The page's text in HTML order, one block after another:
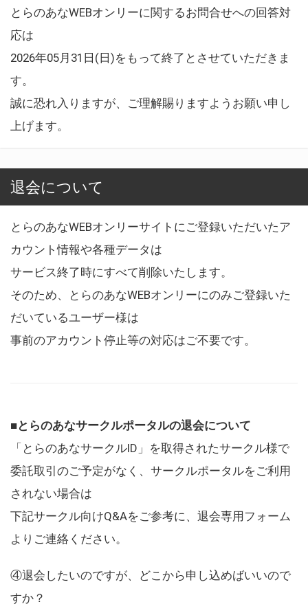
とらのあなWEBオンリーに関するお問合せへの回答対
応は
2026年05月31日(日)をもって終了とさせていただきま
す。
誠に恐れ入りますが、ご理解賜りますようお願い申し
上げます。
退会について
とらのあなWEBオンリーサイトにご登録いただいたア
カウント情報や各種データは
サービス終了時にすべて削除いたします。
そのため、とらのあなWEBオンリーにのみご登録いた
だいているユーザー様は
事前のアカウント停止等の対応はご不要です。
■とらのあなサークルポータルの退会について
「とらのあなサークルID」を取得されたサークル様で
委託取引のご予定がなく、サークルポータルをご利用
されない場合は
下記サークル向けQ&Aをご参考に、退会専用フォーム
よりご連絡ください。
④退会したいのですが、どこから申し込めばいいので
すか？